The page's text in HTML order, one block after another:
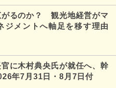
がるのか？ 観光地経営がマ
ジメントへ軸足を移す理由
官に木村典央氏が就任へ、幹
年7月31日・8月7日付